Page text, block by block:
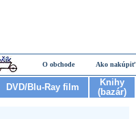
O obchode Ako nakúpiť
DVD/Blu-Ray film
Knihy
(bazár)